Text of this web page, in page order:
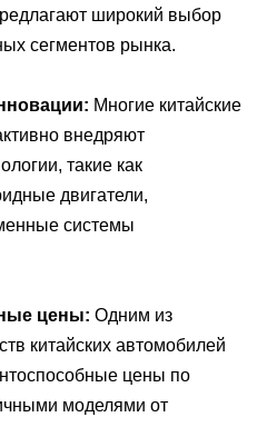
широкий выбор
сегментов рынка.
Многие китайские
внедряют
такие как
двигатели,
системы
цены: Одним из
китайских автомобилей
цены по
моделями от